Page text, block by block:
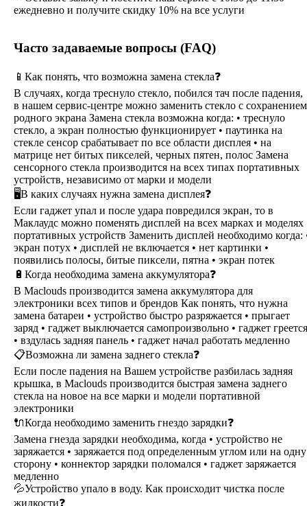
ежедневно и получите скидку 10% на все услуги
Часто задаваемые вопросы (FAQ)
📱Как понять, что возможна замена стекла❓
В случаях, когда треснуло стекло, побился тач после падения,
в нашем сервис-центре можно заменить стекло с сохранением
родного экрана Замена стекла возможна когда: • треснуло
стекло, а экран полностью функционирует • паутинка на
стекле сенсор срабатывает по все области дисплея • на
матрице нет битых пикселей, черных пятен, полос Замена
сенсорного стекла производится на всех типах портативных
устройств, независимо от марки и модели
🖥В каких случаях нужна замена дисплея❓
Если гаджет упал и после удара повредился экран, то в
Маклаудс можно поменять дисплей на всех марках и моделях
портативных устройств Заменить дисплей необходимо когда:
экран потух • дисплей не включается • нет картинки •
появились полосы, битые пиксели, пятна • экран потек
🔋Когда необходима замена аккумулятора❓
В Maclouds производится замена аккумулятора для
электроники всех типов и брендов Как понять, что нужна
замена батареи • устройство быстро разряжается • прыгает
заряд • гаджет выключается самопроизвольно • гаджет греется
• вздулась задняя панель • гаджет начал работать медленно
📋Возможна ли замена заднего стекла❓
Если после падения на Вашем устройстве разбилась задняя
крышка, в Maclouds производится быстрая замена заднего
стекла на новое на все марки и модели портативной
электроники
🔌Когда необходимо заменить гнездо зарядки❓
Замена гнезда зарядки необходима, когда • устройство не
заряжается • заряжается под определенным углом или на одну
сторону • коннектор зарядки поломался • гаджет заряжается
медленно
💦Устройство упало в воду. Как происходит чистка после
жидкости❓